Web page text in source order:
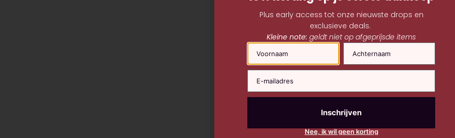
Plus early access tot onze nieuwste drops en
exclusieve deals.
Kleine note: geldt niet op afgeprijsde items
Naam
Nee, ik wil geen korting